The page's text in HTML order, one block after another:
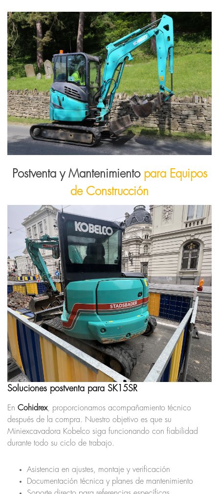
Postventa y Mantenimiento para Equipos
de Construcción
Soluciones postventa para SK15SR
En Cohidrex, proporcionamos acompañamiento técnico
después de la compra. Nuestro objetivo es que su
Miniexcavadora Kobelco siga funcionando con fiabilidad
durante todo su ciclo de trabajo.
Asistencia en ajustes, montaje y verificación
Documentación técnica y planes de mantenimiento